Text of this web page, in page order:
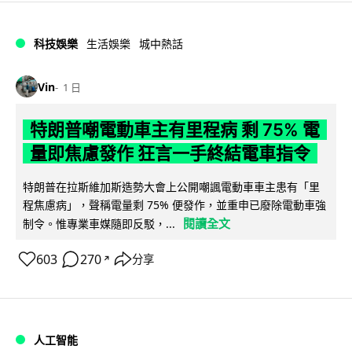
科技娛樂 生活娛樂 城中熱話
Vin 1 日
特朗普嘲電動車主有里程病 剩 75% 電
量即焦慮發作 狂言一手終結電車指令
特朗普在拉斯維加斯造勢大會上公開嘲諷電動車車主患有「里
程焦慮病」，聲稱電量剩 75% 便發作，並重申已廢除電動車強
制令。惟專業車媒隨即反駁，...
閱讀全文
603 270 ↗ 分享
人工智能